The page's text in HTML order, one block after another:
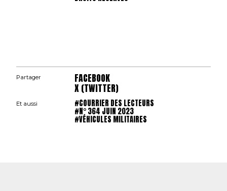
Partager FACEBOOK
X (TWITTER)
Et aussi #COURRIER DES LECTEURS
#N° 364 JUIN 2023
#VÉHICULES MILITAIRES